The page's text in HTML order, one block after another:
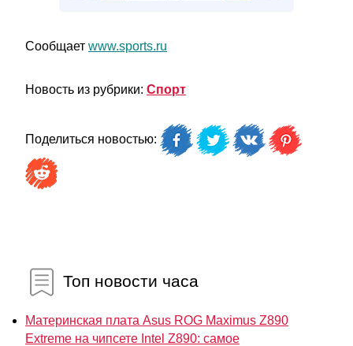
Сообщает www.sports.ru
Новость из рубрики: Спорт
Поделиться новостью:
Топ новости часа
Материнская плата Asus ROG Maximus Z890
Extreme на чипсете Intel Z890: самое